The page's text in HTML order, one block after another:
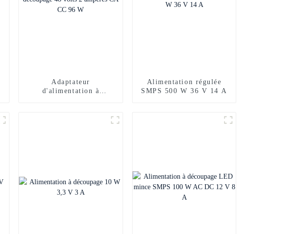
Adaptateur
d'alimentation à
Alimentation régulée
SMPS 500 W 36 V 14 A